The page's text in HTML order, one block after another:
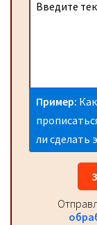
Пример:
ли сделать